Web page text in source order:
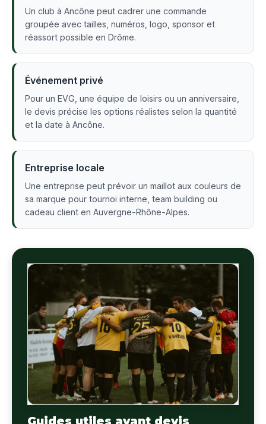
Un club à Ancône peut cadrer une commande
groupée avec tailles, numéros, logo, sponsor et
réassort possible en Drôme.
Événement privé
Pour un EVG, une équipe de loisirs ou un anniversaire,
le devis précise les options réalistes selon la quantité
et la date à Ancône.
Entreprise locale
Une entreprise peut prévoir un maillot aux couleurs de
sa marque pour tournoi interne, team building ou
cadeau client en Auvergne-Rhône-Alpes.
Guides utiles avant devis